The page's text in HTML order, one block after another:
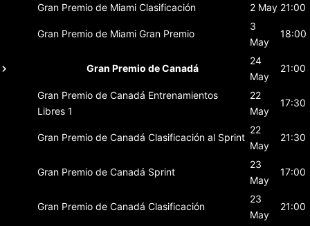
Gran Premio de Miami Clasificación 2 May 21:00
Gran Premio de Miami Gran Premio
3
May
18:00
Gran Premio de Canadá
24
May
21:00
Gran Premio de Canadá Entrenamientos
Libres 1
22
May
17:30
Gran Premio de Canadá Clasificación al Sprint
22
May
21:30
Gran Premio de Canadá Sprint
23
May
17:00
Gran Premio de Canadá Clasificación
23
May
21:00